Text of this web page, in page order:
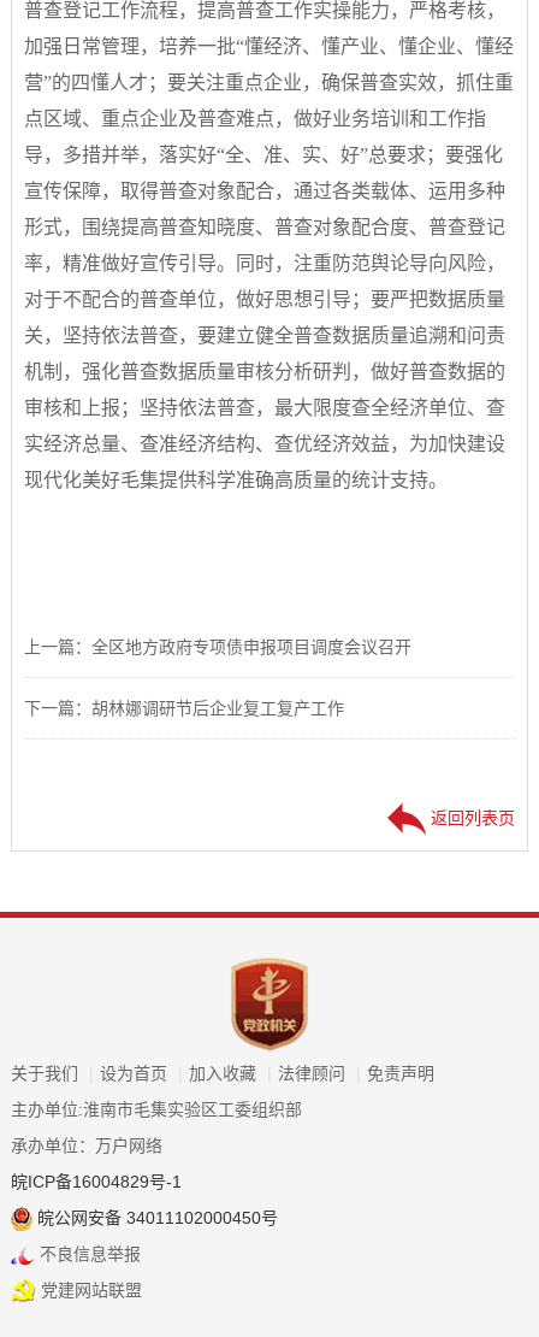
普查登记工作流程，提高普查工作实操能力，严格考核，
加强日常管理，培养一批“懂经济、懂产业、懂企业、懂经
营”的四懂人才；要关注重点企业，确保普查实效，抓住重
点区域、重点企业及普查难点，做好业务培训和工作指
导，多措并举，落实好“全、准、实、好”总要求；要强化
宣传保障，取得普查对象配合，通过各类载体、运用多种
形式，围绕提高普查知晓度、普查对象配合度、普查登记
率，精准做好宣传引导。同时，注重防范舆论导向风险，
对于不配合的普查单位，做好思想引导；要严把数据质量
关，坚持依法普查，要建立健全普查数据质量追溯和问责
机制，强化普查数据质量审核分析研判，做好普查数据的
审核和上报；坚持依法普查，最大限度查全经济单位、查
实经济总量、查准经济结构、查优经济效益，为加快建设
现代化美好毛集提供科学准确高质量的统计支持。
上一篇：全区地方政府专项债申报项目调度会议召开
下一篇：胡林娜调研节后企业复工复产工作
返回列表页
关于我们 设为首页 加入收藏 法律顾问
免责声明
主办单位:淮南市毛集实验区工委组织部
承办单位：万户网络
皖ICP备16004829号-1
皖公网安备 34011102000450号
不良信息举报
党建网站联盟